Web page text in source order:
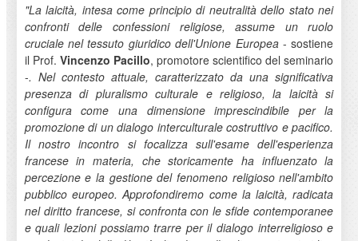
"La laicità, intesa come principio di neutralità dello stato nei
confronti delle confessioni religiose, assume un ruolo
cruciale nel tessuto giuridico dell'Unione Europea - sostiene
il Prof. Vincenzo Pacillo, promotore scientifico del seminario
-. Nel contesto attuale, caratterizzato da una significativa
presenza di pluralismo culturale e religioso, la laicità si
configura come una dimensione imprescindibile per la
promozione di un dialogo interculturale costruttivo e pacifico.
Il nostro incontro si focalizza sull'esame dell'esperienza
francese in materia, che storicamente ha influenzato la
percezione e la gestione del fenomeno religioso nell'ambito
pubblico europeo. Approfondiremo come la laicità, radicata
nel diritto francese, si confronta con le sfide contemporanee
e quali lezioni possiamo trarre per il dialogo interreligioso e